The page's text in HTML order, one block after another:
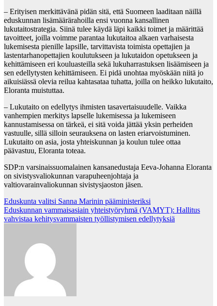
– Erityisen merkittävänä pidän sitä, että Suomeen laaditaan näillä
eduskunnan lisämäärärahoilla ensi vuonna kansallinen
lukutaitostrategia. Siinä tulee käydä läpi kaikki toimet ja määrittää
tavoitteet, joilla voimme parantaa lukutaitoa alkaen varhaisesta
lukemisesta pienille lapsille, tarvittavista toimista opettajien ja
lastentarhanopettajien koulutukseen ja lukutaidon opetukseen ja
kehittämiseen eri kouluasteilla sekä lukuharrastuksen lisäämiseen ja
sen edellytysten kehittämiseen. Ei pidä unohtaa myöskään niitä jo
aikuisiässä olevia reilua kahtasataa tuhatta, joilla on heikko lukutaito,
Eloranta muistuttaa.
– Lukutaito on edellytys ihmisten tasavertaisuudelle. Vaikka
vanhempien merkitys lapselle lukemisessa ja lukemiseen
kannustamisessa on tärkeä, ei sitä voida jättää yksin perheiden
vastuulle, sillä silloin seurauksena on lasten eriarvoistuminen.
Lukutaito on asia, josta yhteiskunnan ja koulun tulee ottaa
päävastuu, Eloranta toteaa.
SDP:n varsinaissuomalainen kansanedustaja Eeva-Johanna Eloranta
on sivistysvaliokunnan varapuheenjohtaja ja
valtiovarainvaliokunnan sivistysjaoston jäsen.
Post
navigation
Eduskunta valitsi Sanna Marinin pääministeriksi
Eduskunnan vammaisasiain yhteistyöryhmä (VAMYT): Hallitus
vahvistaa kehitysvammaisten työllistymisen edellytyksiä